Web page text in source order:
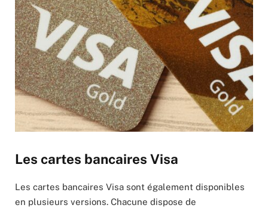
Les cartes bancaires Visa
Les cartes bancaires Visa sont également disponibles
en plusieurs versions. Chacune dispose de